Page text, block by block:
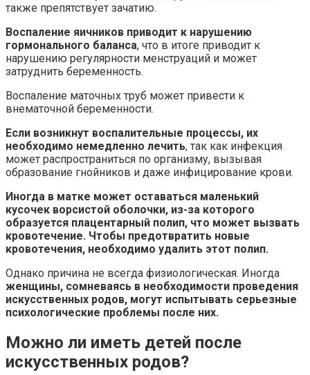
также препятствует зачатию.
Воспаление яичников приводит к нарушению
гормонального баланса, что в итоге приводит к
нарушению регулярности менструаций и может
затруднить беременность.
Воспаление маточных труб может привести к
внематочной беременности.
Если возникнут воспалительные процессы, их
необходимо немедленно лечить, так как инфекция
может распространиться по организму, вызывая
образование гнойников и даже инфицирование крови.
Иногда в матке может оставаться маленький
кусочек ворсистой оболочки, из-за которого
образуется плацентарный полип, что может вызвать
кровотечение. Чтобы предотвратить новые
кровотечения, необходимо удалить этот полип.
Однако причина не всегда физиологическая. Иногда
женщины, сомневаясь в необходимости проведения
искусственных родов, могут испытывать серьезные
психологические проблемы после них.
Можно ли иметь детей после
искусственных родов?